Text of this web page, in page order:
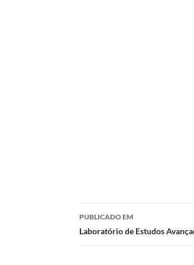
Navegação
de
PUBLICADO EM
Laboratório de Estudos